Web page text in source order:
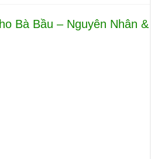
Bà Bầu – Nguyên Nhân &